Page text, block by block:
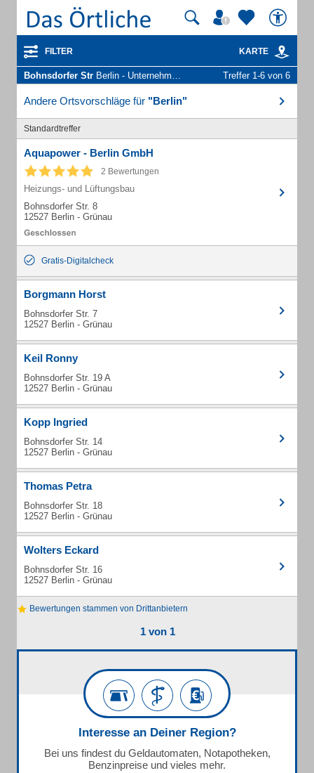
FILTER KARTE
Bohnsdorfer Str Berlin - Unternehmen und Personen Treffer 1-6 von 6
Andere Ortsvorschläge für "Berlin"
Standardtreffer
Aquapower - Berlin GmbH
2 Bewertungen
Heizungs- und Lüftungsbau
Bohnsdorfer Str. 8
12527 Berlin - Grünau
Gratis-Digitalcheck
Borgmann Horst
Bohnsdorfer Str. 7
12527 Berlin - Grünau
Keil Ronny
Bohnsdorfer Str. 19 A
12527 Berlin - Grünau
Kopp Ingried
Bohnsdorfer Str. 14
12527 Berlin - Grünau
Thomas Petra
Bohnsdorfer Str. 18
12527 Berlin - Grünau
Wolters Eckard
Bohnsdorfer Str. 16
12527 Berlin - Grünau
Bewertungen stammen von Drittanbietern
1 von 1
Interesse an Deiner Region?
Bei uns findest du Geldautomaten, Notapotheken,
Benzinpreise und vieles mehr.